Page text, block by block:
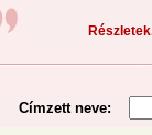
Címzett neve: